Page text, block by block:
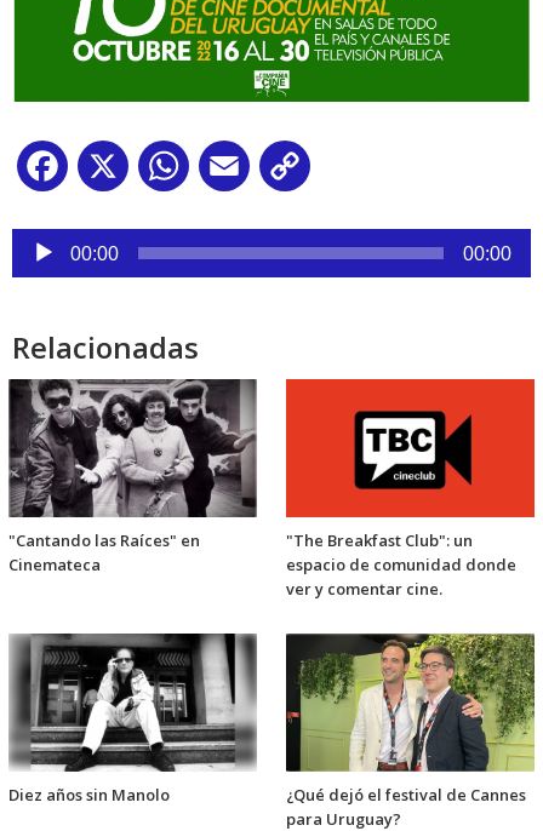
Facebook
X WhatsApp
Email
Reproductor
audio
00:00 00:00
Relacionadas
"Cantando las Raíces" en
Cinemateca
"The Breakfast Club": un
espacio de comunidad donde
ver y comentar cine.
Diez años sin Manolo
¿Qué dejó el festival de Cannes
para Uruguay?